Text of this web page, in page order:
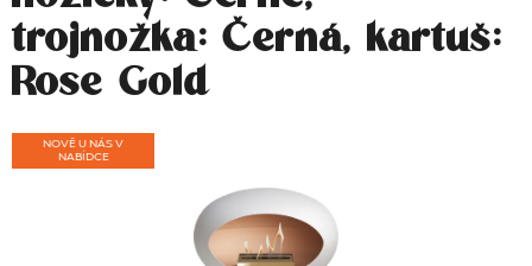
trojnožka: Černá, kartuš:
Rose Gold
NOVĚ U NÁS V
NABÍDCE